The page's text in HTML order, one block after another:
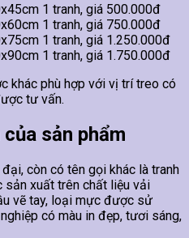
1 tranh, giá 500.000đ
1 tranh, giá 750.000đ
1 tranh, giá 1.250.000đ
1 tranh, giá 1.750.000đ
khác phù hợp với vị trí treo có
tư vấn.
sản phẩm
còn có tên gọi khác là tranh
sản xuất trên chất liệu vải
vẽ tay, loại mực được sử
có màu in đẹp, tươi sáng,